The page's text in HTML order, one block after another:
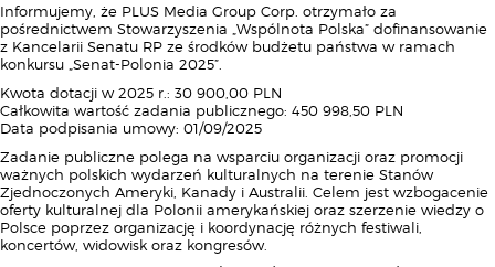
Informujemy, że PLUS Media Group Corp. otrzymało za
pośrednictwem Stowarzyszenia „Wspólnota Polska” dofinansowanie
z Kancelarii Senatu RP ze środków budżetu państwa w ramach
konkursu „Senat-Polonia 2025”.
Kwota dotacji w 2025 r.: 30 900,00 PLN
Całkowita wartość zadania publicznego: 450 998,50 PLN
Data podpisania umowy: 01/09/2025
Zadanie publiczne polega na wsparciu organizacji oraz promocji
ważnych polskich wydarzeń kulturalnych na terenie Stanów
Zjednoczonych Ameryki, Kanady i Australii. Celem jest wzbogacenie
oferty kulturalnej dla Polonii amerykańskiej oraz szerzenie wiedzy o
Polsce poprzez organizację i koordynację różnych festiwali,
koncertów, widowisk oraz kongresów.